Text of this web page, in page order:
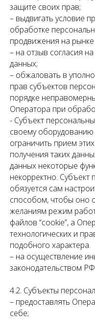
защите своих прав;
– выдвигать условие
обработке
продвижения на рынке
– на отзыв согласия
данных;
– обжаловать в
прав субъектов
порядке
Оператора при
- Субъект
своему оборудованию
ограничить прием
получения таких
данных некоторые
некорректно.
обязуется сам
способом, чтобы оно
желаниям режим
файлов “cookie”, а
технологических и
подобного характера.
– на осуществление
законодательством
4.2. Субъекты
– предоставлять
себе;